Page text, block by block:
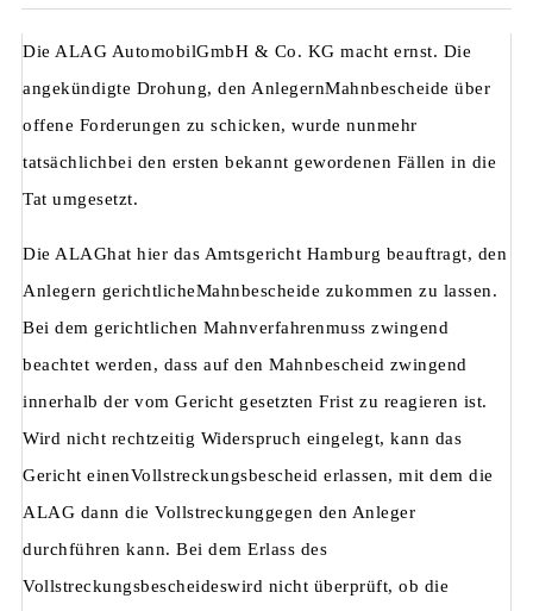
Die ALAG AutomobilGmbH & Co. KG macht ernst. Die
angekündigte Drohung, den AnlegernMahnbescheide über
offene Forderungen zu schicken, wurde nunmehr
tatsächlichbei den ersten bekannt gewordenen Fällen in die
Tat umgesetzt.
Die ALAGhat hier das Amtsgericht Hamburg beauftragt, den
Anlegern gerichtlicheMahnbescheide zukommen zu lassen.
Bei dem gerichtlichen Mahnverfahrenmuss zwingend
beachtet werden, dass auf den Mahnbescheid zwingend
innerhalb der vom Gericht gesetzten Frist zu reagieren ist.
Wird nicht rechtzeitig Widerspruch eingelegt, kann das
Gericht einenVollstreckungsbescheid erlassen, mit dem die
ALAG dann die Vollstreckunggegen den Anleger
durchführen kann. Bei dem Erlass des
Vollstreckungsbescheideswird nicht überprüft, ob die